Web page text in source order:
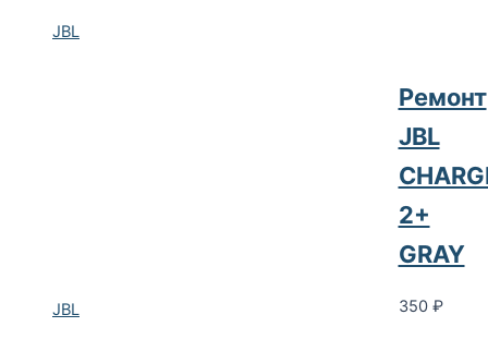
JBL
JBL
Ремонт
JBL
2+
GRAY
350 ₽